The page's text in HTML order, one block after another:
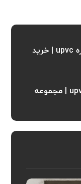
خرید پنجره دوجداره در کرج | پنجره upvc | خرید
فروش پنجره دوجداره در کرج | upvc | مجموعه